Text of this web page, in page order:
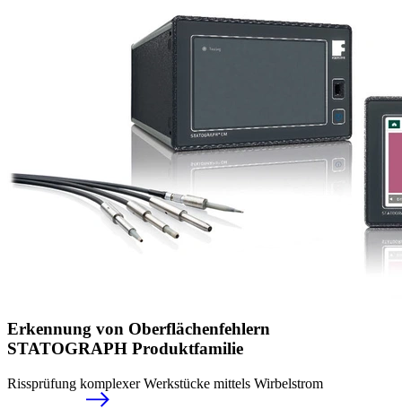
Erkennung von Ober­flächenfehlern
STATOGRAPH Produktfamilie
Rissprüfung komplexer Werkstücke mittels Wirbelstrom